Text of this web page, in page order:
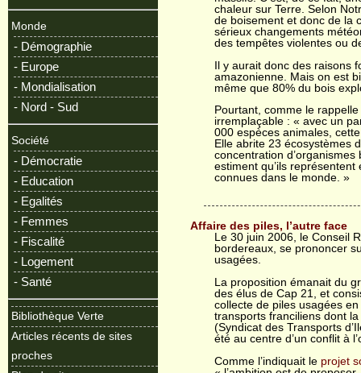
Monde
- Démographie
- Europe
- Mondialisation
- Nord - Sud
Société
- Démocratie
- Education
- Egalités
- Femmes
- Fiscalité
- Logement
- Santé
Bibliothèque Verte
Articles récents de sites
proches
chaleur sur Terre. Selon
de boisement et donc de la
sérieux changements
des tempêtes violentes ou
Il y aurait donc des raisons
amazonienne. Mais on est
même que 80% du bois
Pourtant, comme le
irremplaçable : « avec un
000 espèces animales,
Elle abrite 23 écosystèmes
concentration
estiment qu’ils
connues dans le monde. »
Affaire des piles, l’autre face
Le 30 juin 2006, le Conseil
bordereaux, se prononcer
usagées.
La proposition émanait du
des élus de Cap 21, et
collecte de piles usagées
transports franciliens dont
(Syndicat des Transports
été au centre d’un conflit à
Comme l’indiquait le projet